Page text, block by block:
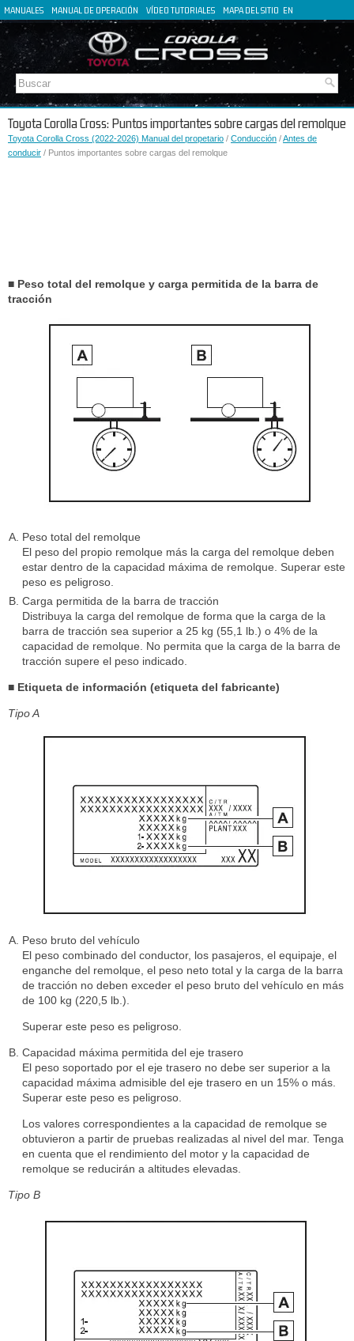
MANUALES MANUAL DE OPERACIÓN VÍDEO TUTORIALES MAPA DEL SITIO EN
FR
IT
Toyota Corolla Cross: Puntos importantes sobre cargas del remolque
Toyota Corolla Cross (2022-2026) Manual del propetario / Conducción /Antes de
conducir / Puntos importantes sobre cargas del remolque
■ Peso total del remolque y carga permitida de la barra de
tracción
Peso total del remolque
El peso del propio remolque más la carga del remolque deben
estar dentro de la capacidad máxima de remolque. Superar este
peso es peligroso.
Carga permitida de la barra de tracción
Distribuya la carga del remolque de forma que la carga de la
barra de tracción sea superior a 25 kg (55,1 lb.) o 4% de la
capacidad de remolque. No permita que la carga de la barra de
tracción supere el peso indicado.
■ Etiqueta de información (etiqueta del fabricante)
Tipo A
Peso bruto del vehículo
El peso combinado del conductor, los pasajeros, el equipaje, el
enganche del remolque, el peso neto total y la carga de la barra
de tracción no deben exceder el peso bruto del vehículo en más
de 100 kg (220,5 lb.).
Superar este peso es peligroso.
Capacidad máxima permitida del eje trasero
El peso soportado por el eje trasero no debe ser superior a la
capacidad máxima admisible del eje trasero en un 15% o más.
Superar este peso es peligroso.
Los valores correspondientes a la capacidad de remolque se
obtuvieron a partir de pruebas realizadas al nivel del mar. Tenga
en cuenta que el rendimiento del motor y la capacidad de
remolque se reducirán a altitudes elevadas.
Tipo B